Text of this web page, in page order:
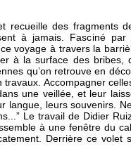
recueille des fragments
à jamais. Fasciné
voyage à travers la
à la surface des bribes,
qu’on retrouve en
travaux. Accompagner
une veillée, et leur
langue, leurs souvenirs.
Le travail de Didier
à une fenêtre du
Derrière ce volet